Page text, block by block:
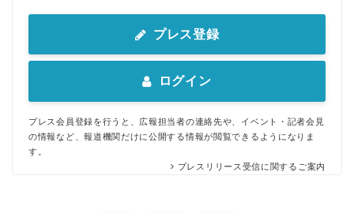
プレス登録
ログイン
プレス会員登録を行うと、広報担当者の連絡先や、イベント・記者会見
の情報など、報道機関だけに公開する情報が閲覧できるようになりま
す。
プレスリリース受信に関するご案内